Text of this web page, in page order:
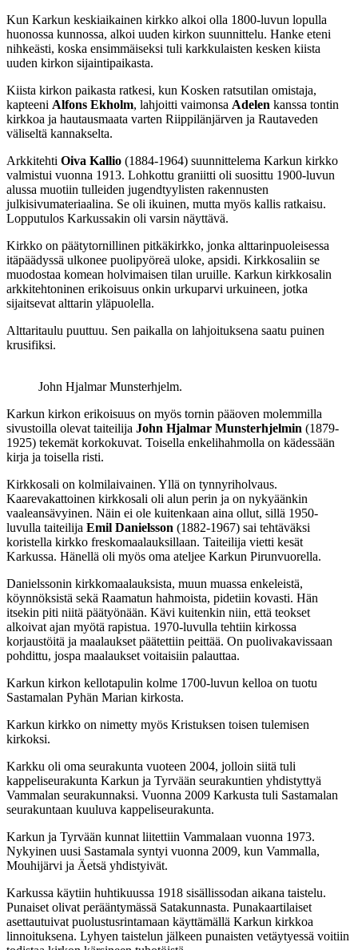
Kun Karkun keskiaikainen kirkko alkoi olla 1800-luvun lopulla
huonossa kunnossa, alkoi uuden kirkon suunnittelu. Hanke eteni
nihkeästi, koska ensimmäiseksi tuli karkkulaisten kesken kiista
uuden kirkon sijaintipaikasta.
Kiista kirkon paikasta ratkesi, kun Kosken ratsutilan omistaja,
kapteeni Alfons Ekholm, lahjoitti vaimonsa Adelen kanssa tontin
kirkkoa ja hautausmaata varten Riippilänjärven ja Rautaveden
väliseltä kannakselta.
Arkkitehti Oiva Kallio (1884-1964) suunnittelema Karkun kirkko
valmistui vuonna 1913. Lohkottu graniitti oli suosittu 1900-luvun
alussa muotiin tulleiden jugendtyylisten rakennusten
julkisivumateriaalina. Se oli ikuinen, mutta myös kallis ratkaisu.
Lopputulos Karkussakin oli varsin näyttävä.
Kirkko on päätytornillinen pitkäkirkko, jonka alttarinpuoleisessa
itäpäädyssä ulkonee puolipyöreä uloke, apsidi. Kirkkosaliin se
muodostaa komean holvimaisen tilan uruille. Karkun kirkkosalin
arkkitehtoninen erikoisuus onkin urkuparvi urkuineen, jotka
sijaitsevat alttarin yläpuolella.
Alttaritaulu puuttuu. Sen paikalla on lahjoituksena saatu puinen
krusifiksi.
John Hjalmar Munsterhjelm.
Karkun kirkon erikoisuus on myös tornin pääoven molemmilla
sivustoilla olevat taiteilija John Hjalmar Munsterhjelmin (1879-
1925) tekemät korkokuvat. Toisella enkelihahmolla on kädessään
kirja ja toisella risti.
Kirkkosali on kolmilaivainen. Yllä on tynnyriholvaus.
Kaarevakattoinen kirkkosali oli alun perin ja on nykyäänkin
vaaleansävyinen. Näin ei ole kuitenkaan aina ollut, sillä 1950-
luvulla taiteilija Emil Danielsson (1882-1967) sai tehtäväksi
koristella kirkko freskomaalauksillaan. Taiteilija vietti kesät
Karkussa. Hänellä oli myös oma ateljee Karkun Pirunvuorella.
Danielssonin kirkkomaalauksista, muun muassa enkeleistä,
köynnöksistä sekä Raamatun hahmoista, pidetiin kovasti. Hän
itsekin piti niitä päätyönään. Kävi kuitenkin niin, että teokset
alkoivat ajan myötä rapistua. 1970-luvulla tehtiin kirkossa
korjaustöitä ja maalaukset päätettiin peittää. On puolivakavissaan
pohdittu, jospa maalaukset voitaisiin palauttaa.
Karkun kirkon kellotapulin kolme 1700-luvun kelloa on tuotu
Sastamalan Pyhän Marian kirkosta.
Karkun kirkko on nimetty myös Kristuksen toisen tulemisen
kirkoksi.
Karkku oli oma seurakunta vuoteen 2004, jolloin siitä tuli
kappeliseurakunta Karkun ja Tyrvään seurakuntien yhdistyttyä
Vammalan seurakunnaksi. Vuonna 2009 Karkusta tuli Sastamalan
seurakuntaan kuuluva kappeliseurakunta.
Karkun ja Tyrvään kunnat liitettiin Vammalaan vuonna 1973.
Nykyinen uusi Sastamala syntyi vuonna 2009, kun Vammalla,
Mouhijärvi ja Äetsä yhdistyivät.
Karkussa käytiin huhtikuussa 1918 sisällissodan aikana taistelu.
Punaiset olivat perääntymässä Satakunnasta. Punakaartilaiset
asettautuivat puolustusrintamaan käyttämällä Karkun kirkkoa
linnoituksena. Lyhyen taistelun jälkeen punaisten vetäytyessä voitiin